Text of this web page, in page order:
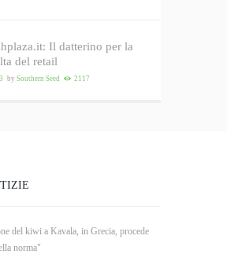
Il datterino per la
del retail
by Southern Seed 2117
del kiwi a Kavala, in Grecia, procede
norma"